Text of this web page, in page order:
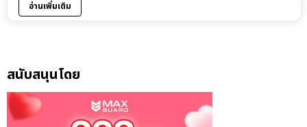
อ่านเพิ่มเติม
สนับสนุนโดย